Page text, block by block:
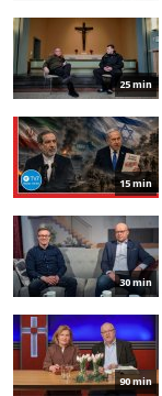
25 min
15 min
30 min
90 min